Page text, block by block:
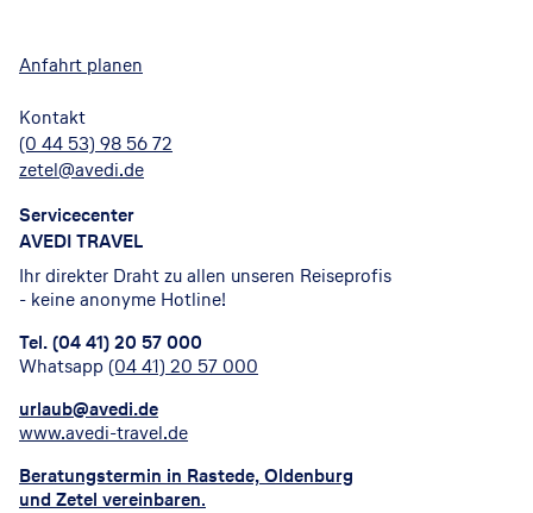
Anfahrt planen
Kontakt
(0 44 53) 98 56 72
zetel@avedi.de
Servicecenter
AVEDI TRAVEL
Ihr direkter Draht zu allen unseren Reiseprofis
- keine anonyme Hotline!
Tel. (04 41) 20 57 000
Whatsapp (04 41) 20 57 000
urlaub@avedi.de
www.avedi-travel.de
Beratungstermin in Rastede, Oldenburg
und Zetel vereinbaren.